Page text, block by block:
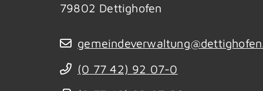
79802 Dettighofen
(0 77 42) 92 07-0